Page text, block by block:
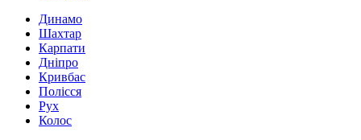
Динамо
Шахтар
Карпати
Дніпро
Кривбас
Полісся
Рух
Колос